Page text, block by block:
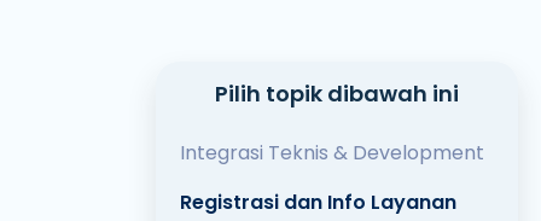
Enterprise
Pilih topik dibawah ini
Integrasi Teknis & Development
Registrasi dan Info Layanan